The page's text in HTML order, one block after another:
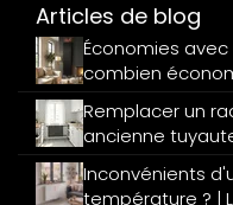
Articles de blog
Économies
combien
Remplacer un
ancienne
Inconvénients
température ? |